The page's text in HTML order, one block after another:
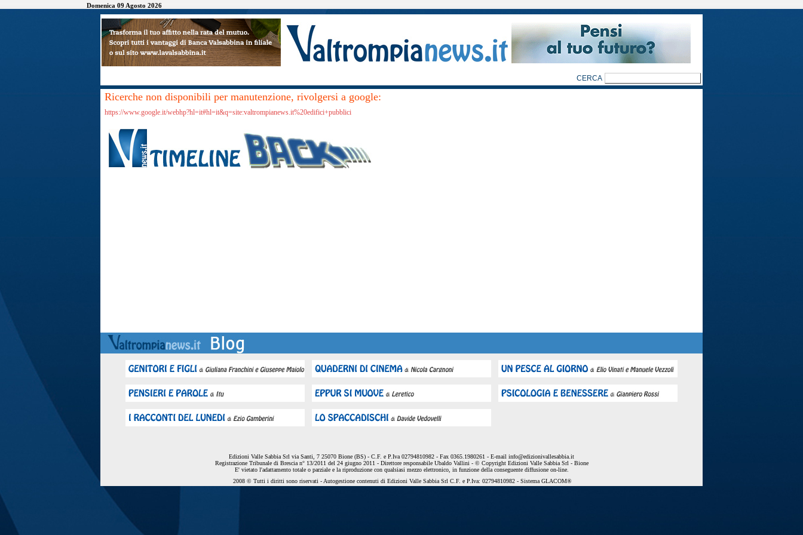
Domenica 09 Agosto 2026
Ricerche non disponibili per manutenzione, rivolgersi a google:
https://www.google.it/webhp?hl=it#hl=it&q=site:valtrompianews.it%20edifici+pubblici
Edizioni Valle Sabbia Srl via Santi, 7 25070 Bione (BS) - C.F. e P.Iva 02794810982 - Fax 0365.1980261 - E-mail info@edizionivallesabbia.it
Registrazione Tribunale di Brescia n° 13/2011 del 24 giugno 2011 - Direttore responsabile Ubaldo Vallini - © Copyright Edizioni Valle Sabbia Srl - Bione
E' vietato l'adattamento totale o parziale e la riproduzione con qualsiasi mezzo elettronico, in funzione della conseguente diffusione on-line.
2008 © Tutti i diritti sono riservati - Autogestione contenuti di Edizioni Valle Sabbia Srl C.F. e P.Iva: 02794810982 - Sistema GLACOM®